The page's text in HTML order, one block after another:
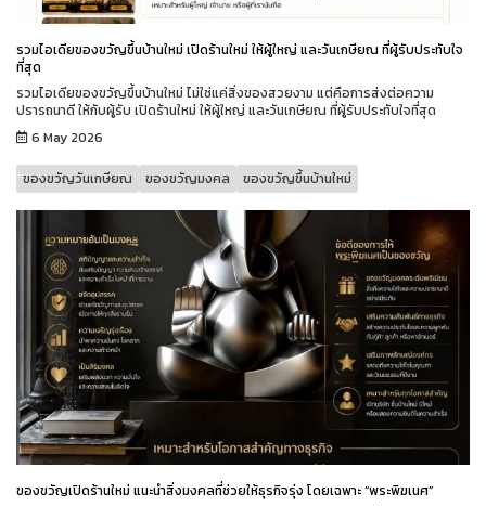
รวมไอเดียของขวัญขึ้นบ้านใหม่ เปิดร้านใหม่ ให้ผู้ใหญ่ และวันเกษียณ ที่ผู้รับประทับใจ
ที่สุด
รวมไอเดียของขวัญขึ้นบ้านใหม่ ไม่ใช่แค่สิ่งของสวยงาม แต่คือการส่งต่อความ
ปรารถนาดี ให้กับผู้รับ เปิดร้านใหม่ ให้ผู้ใหญ่ และวันเกษียณ ที่ผู้รับประทับใจที่สุด
6 May 2026
ของขวัญวันเกษียณ ของขวัญมงคล ของขวัญขึ้นบ้านใหม่
ของขวัญเปิดร้านใหม่ แนะนำสิ่งมงคลที่ช่วยให้ธุรกิจรุ่ง โดยเฉพาะ “พระพิฆเนศ”